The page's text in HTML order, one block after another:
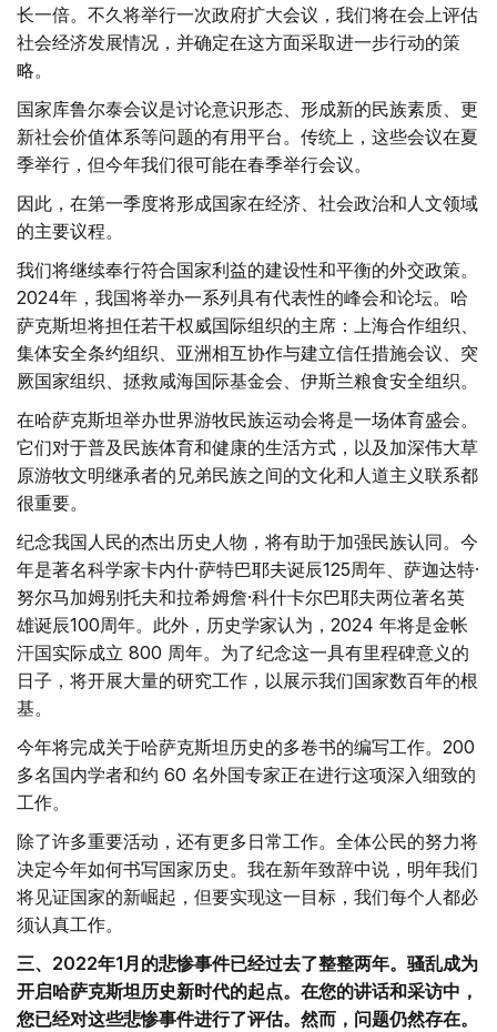
长一倍。不久将举行一次政府扩大会议，我们将在会上评估
社会经济发展情况，并确定在这方面采取进一步行动的策
略。
国家库鲁尔泰会议是讨论意识形态、形成新的民族素质、更
新社会价值体系等问题的有用平台。传统上，这些会议在夏
季举行，但今年我们很可能在春季举行会议。
因此，在第一季度将形成国家在经济、社会政治和人文领域
的主要议程。
我们将继续奉行符合国家利益的建设性和平衡的外交政策。
2024年，我国将举办一系列具有代表性的峰会和论坛。哈
萨克斯坦将担任若干权威国际组织的主席：上海合作组织、
集体安全条约组织、亚洲相互协作与建立信任措施会议、突
厥国家组织、拯救咸海国际基金会、伊斯兰粮食安全组织。
在哈萨克斯坦举办世界游牧民族运动会将是一场体育盛会。
它们对于普及民族体育和健康的生活方式，以及加深伟大草
原游牧文明继承者的兄弟民族之间的文化和人道主义联系都
很重要。
纪念我国人民的杰出历史人物，将有助于加强民族认同。今
年是著名科学家卡内什·萨特巴耶夫诞辰125周年、萨迦达特·
努尔马加姆别托夫和拉希姆詹·科什卡尔巴耶夫两位著名英
雄诞辰100周年。此外，历史学家认为，2024 年将是金帐
汗国实际成立 800 周年。为了纪念这一具有里程碑意义的
日子，将开展大量的研究工作，以展示我们国家数百年的根
基。
今年将完成关于哈萨克斯坦历史的多卷书的编写工作。200
多名国内学者和约 60 名外国专家正在进行这项深入细致的
工作。
除了许多重要活动，还有更多日常工作。全体公民的努力将
决定今年如何书写国家历史。我在新年致辞中说，明年我们
将见证国家的新崛起，但要实现这一目标，我们每个人都必
须认真工作。
三、2022年1月的悲惨事件已经过去了整整两年。骚乱成为
开启哈萨克斯坦历史新时代的起点。在您的讲话和采访中，
您已经对这些悲惨事件进行了评估。然而，问题仍然存在。